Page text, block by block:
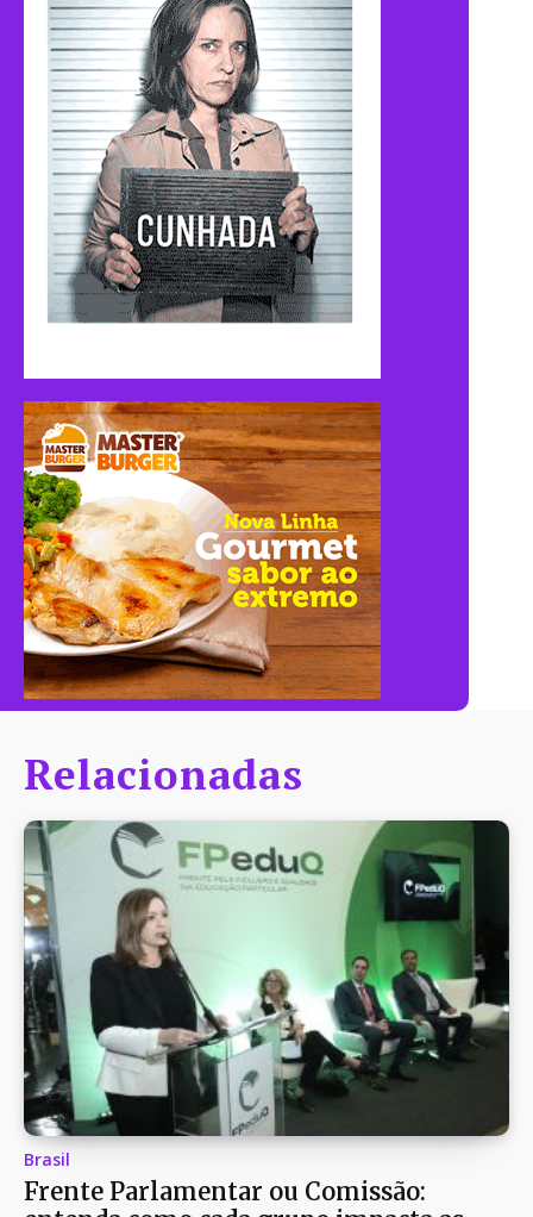
Relacionadas
Brasil
Frente Parlamentar ou Comissão: